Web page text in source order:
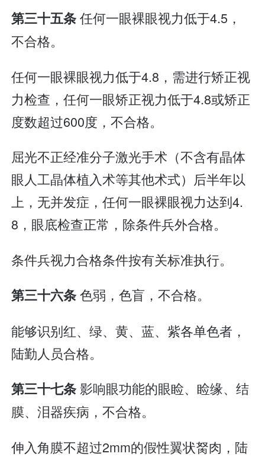
第三十五条任何一眼裸眼视力低于4.5，
不合格。
任何一眼裸眼视力低于4.8，需进行矫正视
力检查，任何一眼矫正视力低于4.8或矫正
度数超过600度，不合格。
屈光不正经准分子激光手术（不含有晶体
眼人工晶体植入术等其他术式）后半年以
上，无并发症，任何一眼裸眼视力达到4.
8，眼底检查正常，除条件兵外合格。
条件兵视力合格条件按有关标准执行。
第三十六条色弱，色盲，不合格。
能够识别红、绿、黄、蓝、紫各单色者，
陆勤人员合格。
第三十七条影响眼功能的眼睑、睑缘、结
膜、泪器疾病，不合格。
伸入角膜不超过2mm的假性翼状胬肉，陆